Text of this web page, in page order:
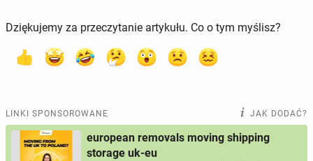
Dziękujemy za przeczytanie artykułu. Co o tym myślisz?
LINKI SPONSOROWANE JAK DODAĆ?
european removals moving shipping
storage uk-eu